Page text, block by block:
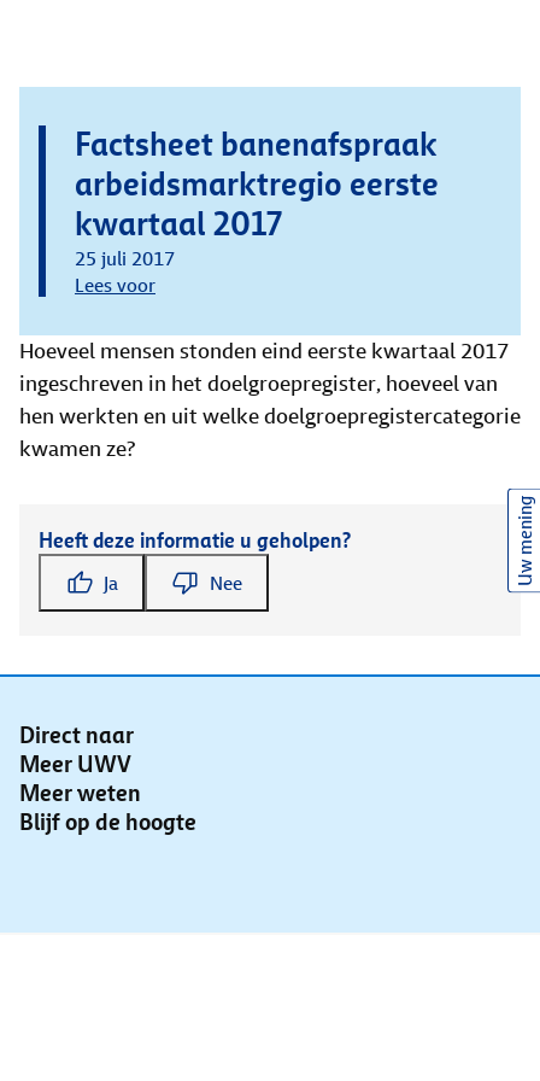
Factsheet banenafspraak
arbeidsmarktregio eerste
kwartaal 2017
25 juli 2017
Lees voor
Hoeveel mensen stonden eind eerste kwartaal 2017
ingeschreven in het doelgroepregister, hoeveel van
hen werkten en uit welke doelgroepregistercategorie
kwamen ze?
Heeft deze informatie u geholpen?
Ja Nee
Direct naar
Meer UWV
Meer weten
Blijf op de hoogte
Uw mening